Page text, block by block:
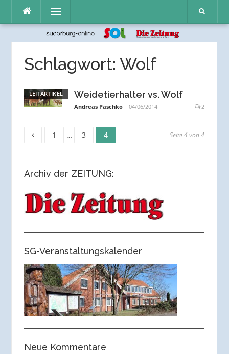
Inhalt
Menü
Schlagwort: Wolf
LEITARTIKEL Weidetierhalter vs. Wolf
Andreas Paschko 04/06/2014 2
Seitennummerierung
Beiträge
Seite
1 … Seite
3 Seite
4 Seite 4 von 4
Archiv der ZEITUNG:
SG-Veranstaltungskalender
Neue Kommentare